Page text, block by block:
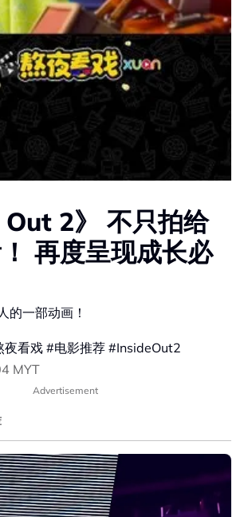
Out 2》 不只拍给
再度呈现成长必
的一部动画！
#XUAN #影评 #熬夜看戏 #电影推荐 #InsideOut2
MYT
Advertisement